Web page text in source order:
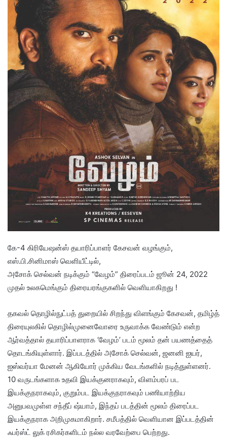
கே-4 கிரியேஷன்ஸ் தயாரிப்பாளர் கேசவன் வழங்கும்,
எஸ்.பி.சினிமாஸ் வெளியீட்டில்,
அசோக் செல்வன் நடிக்கும் “வேழம்” திரைப்படம் ஜூன் 24, 2022
முதல் உலகமெங்கும் திரையரங்குகளில் வெளியாகிறது !
தகவல் தொழில்நுட்பத் துறையில் சிறந்து விளங்கும் கேசவன், தமிழ்த்
திரையுலகில் தொழில்முனைவோரை உருவாக்க வேண்டும் என்ற
ஆர்வத்தால் தயாரிப்பாளராக ‘வேழம்’ படம் மூலம் தன் பயணத்தைத்
தொடங்கியுள்ளார். இப்படத்தில் அசோக் செல்வன், ஜனனி ஐயர்,
ஐஸ்வர்யா மேனன் ஆகியோர் முக்கிய வேடங்களில் நடித்துள்ளனர்.
10 வருடங்களாக உதவி இயக்குனராகவும், விளம்பரப் பட
இயக்குநராகவும், குறும்பட இயக்குநராகவும் பணியாற்றிய
அனுபவமுள்ள சந்தீப் ஷ்யாம், இந்தப் படத்தின் மூலம் திரைப்பட
இயக்குநராக அறிமுகமாகிறார். சமீபத்தில் வெளியான இப்படத்தின்
ஃபர்ஸ்ட் லுக் ரசிகர்களிடம் நல்ல வரவேற்பை பெற்றது.